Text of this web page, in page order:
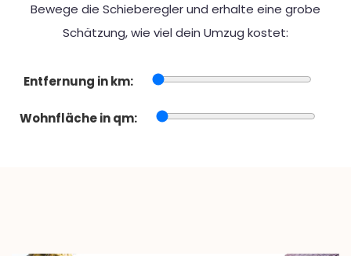
Bewege die Schieberegler und erhalte eine grobe
Schätzung, wie viel dein Umzug kostet:
Entfernung in km:
Wohnfläche in qm: